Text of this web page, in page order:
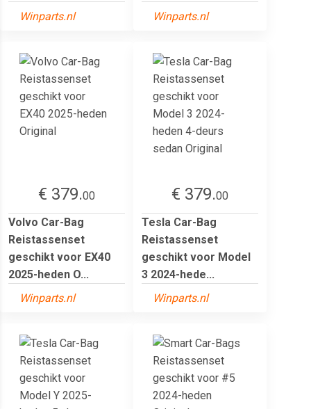
Winparts.nl
Winparts.nl
€ 379.00
Volvo Car-Bag
Reistassenset
geschikt voor EX40
2025-heden O...
Winparts.nl
€ 379.00
Tesla Car-Bag
Reistassenset
geschikt voor Model
3 2024-hede...
Winparts.nl